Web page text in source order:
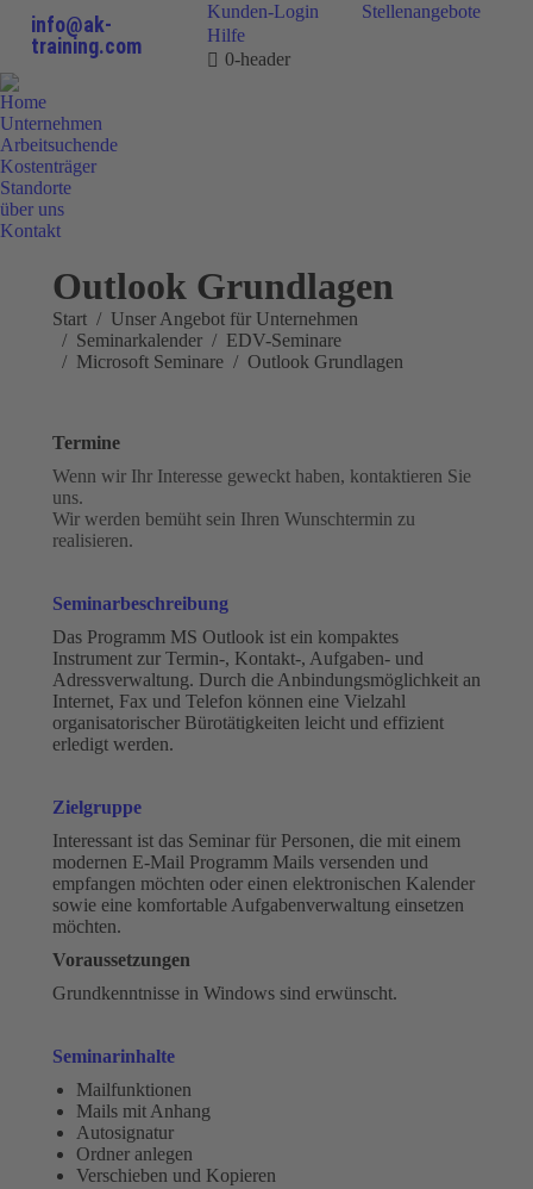
info@ak-
training.com
Kunden-Login
Stellenangebote
Hilfe
0-header
Home
Unternehmen
Arbeitsuchende
Kostenträger
Standorte
über uns
Kontakt
Outlook Grundlagen
Sie befinden sich hier:
Start
Unser Angebot für Unternehmen
Seminarkalender
EDV-Seminare
Microsoft Seminare
Outlook Grundlagen
Termine
Wenn wir Ihr Interesse geweckt haben, kontaktieren Sie
uns.
Wir werden bemüht sein Ihren Wunschtermin zu
realisieren.
Seminarbeschreibung
Das Programm MS Outlook ist ein kompaktes
Instrument zur Termin-, Kontakt-, Aufgaben- und
Adressverwaltung. Durch die Anbindungsmöglichkeit an
Internet, Fax und Telefon können eine Vielzahl
organisatorischer Bürotätigkeiten leicht und effizient
erledigt werden.
Zielgruppe
Interessant ist das Seminar für Personen, die mit einem
modernen E-Mail Programm Mails versenden und
empfangen möchten oder einen elektronischen Kalender
sowie eine komfortable Aufgabenverwaltung einsetzen
möchten.
Voraussetzungen
Grundkenntnisse in Windows sind erwünscht.
Seminarinhalte
Mailfunktionen
Mails mit Anhang
Autosignatur
Ordner anlegen
Verschieben und Kopieren